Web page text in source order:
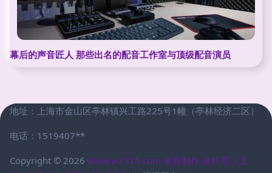
幕后的声音匠人 那些出名的配音工作室与顶级配音演员
地址：上海市金山区亭林镇兴工路225号1幢（亭林经济二区）
电话：1519407**
Copyright © 2026 www.vcr315.com 录音制作 金梓亮（上